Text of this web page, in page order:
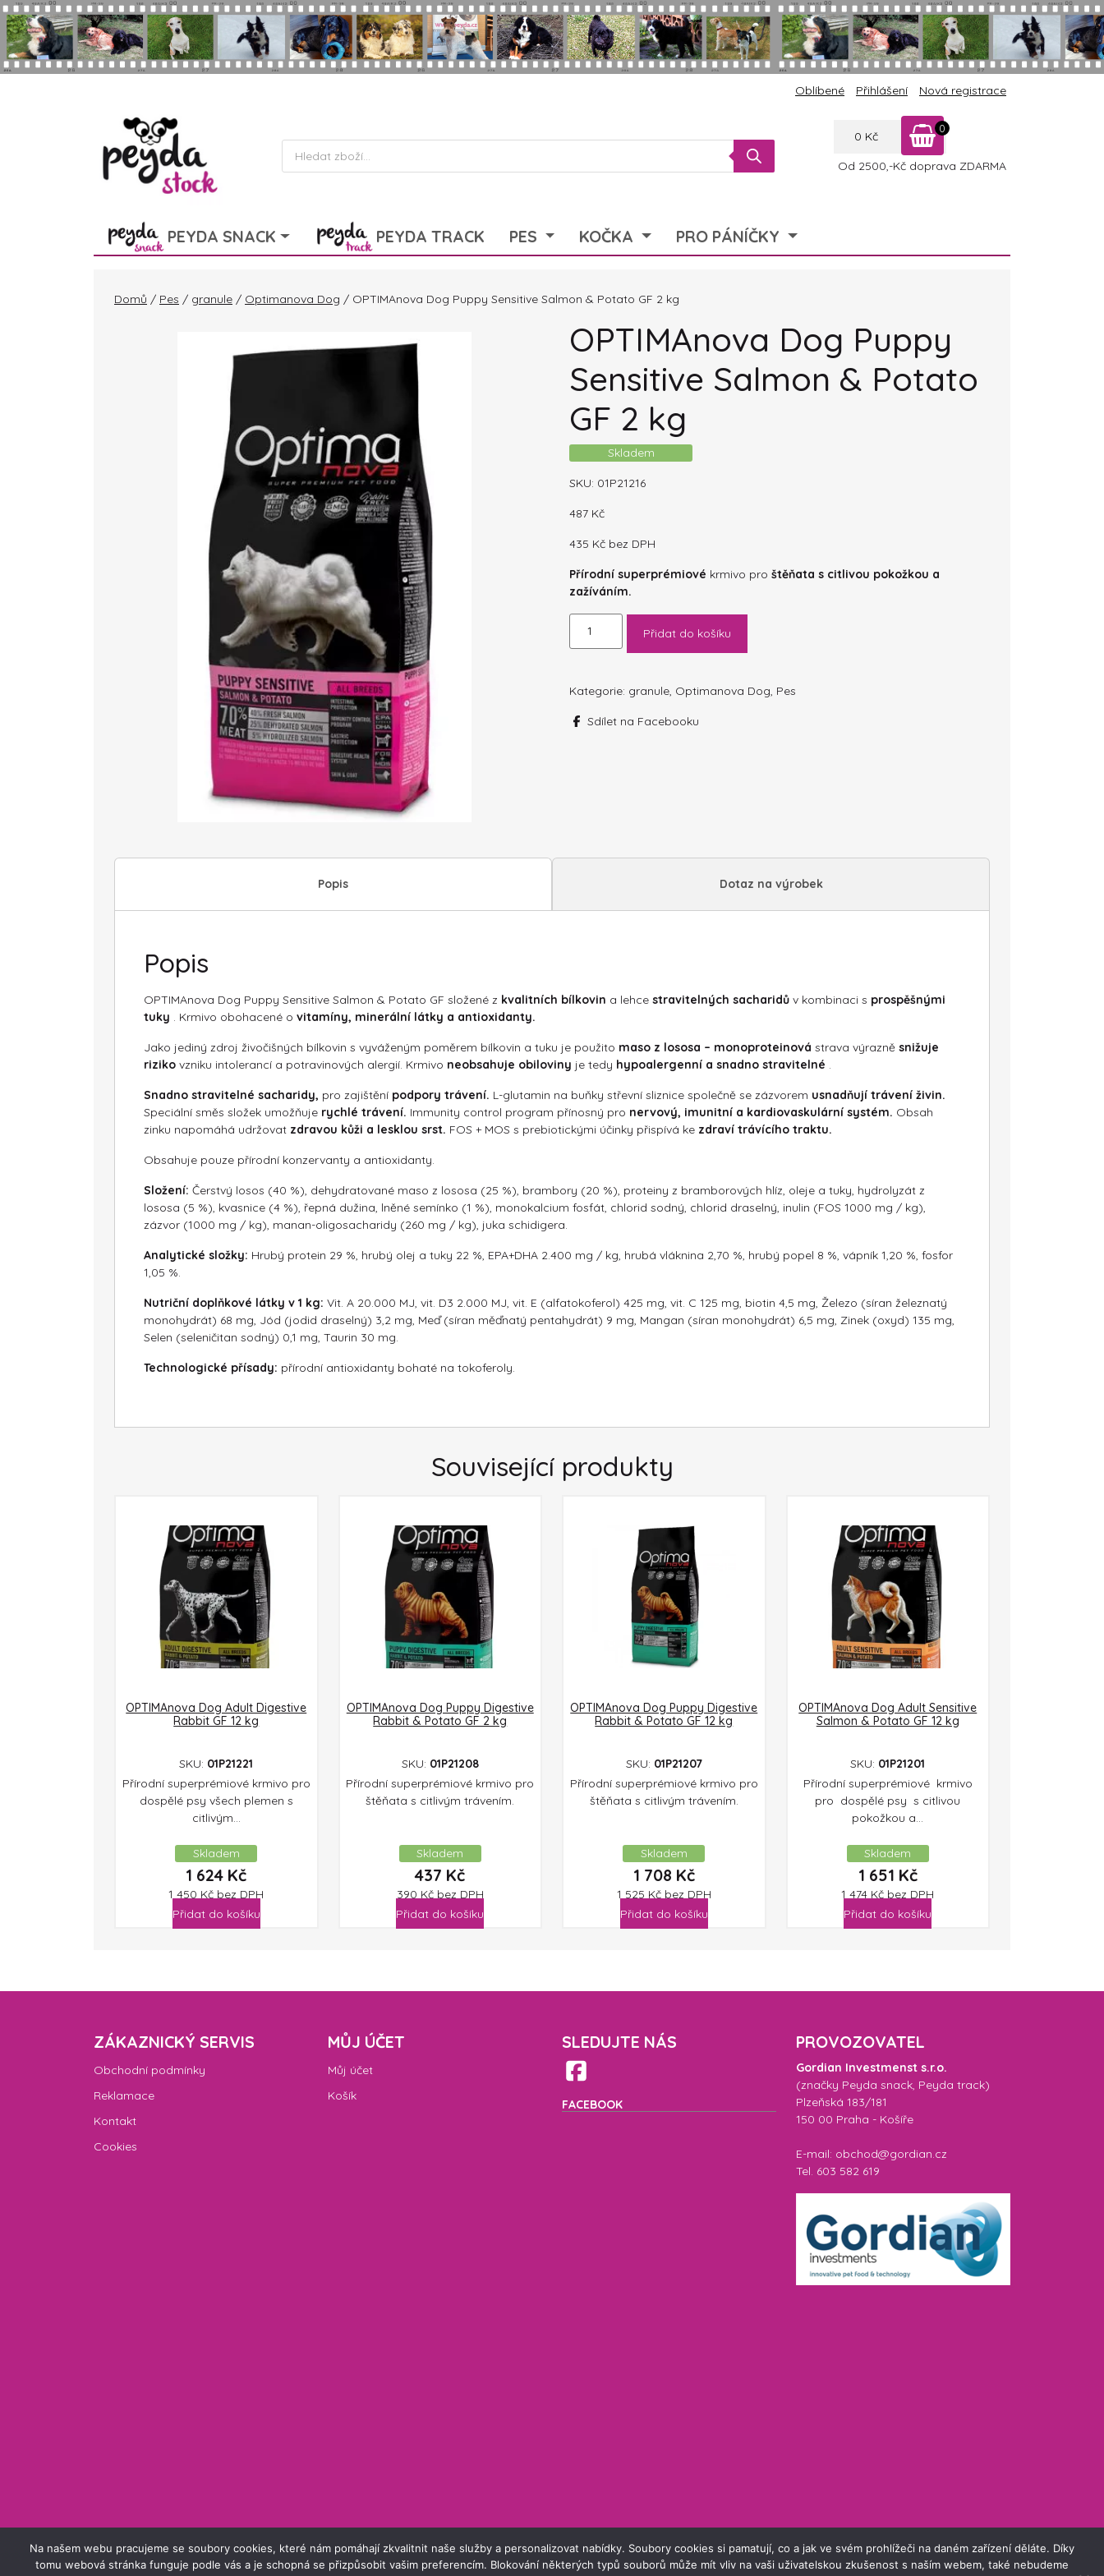
Skip to main content
Oblíbené Přihlášení Nová registrace
Products
search
0 Kč
0
Od 2500,-Kč doprava ZDARMA
PEYDA SNACK PEYDA TRACK PES KOČKA PRO PÁNÍČKY
Domů / Pes / granule / Optimanova Dog / OPTIMAnova Dog Puppy Sensitive Salmon & Potato GF 2 kg
OPTIMAnova Dog Puppy
Sensitive Salmon & Potato
GF 2 kg
Skladem
SKU: 01P21216
487 Kč
435 Kč bez DPH
Přírodní superprémiové krmivo proštěňata s citlivou pokožkou a
zažíváním.
Dog
Salmon
Potato
Přidat do košíku
Kategorie: granule, Optimanova Dog, Pes
Sdílet na Facebooku
Popis Dotaz na výrobek
Popis
OPTIMAnova Dog Puppy Sensitive Salmon & Potato GF složené z kvalitních bílkovin a lehce stravitelných sacharidů v kombinaci s prospěšnými
tuky . Krmivo obohacené o vitamíny, minerální látky a antioxidanty.
Jako jediný zdroj živočišných bílkovin s vyváženým poměrem bílkovin a tuku je použito maso z lososa – monoproteinová strava výrazně snižuje
riziko vzniku intolerancí a potravinových alergií. Krmivo neobsahuje obiloviny je tedy hypoalergenní a snadno stravitelné .
Snadno stravitelné sacharidy, pro zajištění podpory trávení. L-glutamin na buňky střevní sliznice společně se zázvorem usnadňují trávení živin.
Speciální směs složek umožňuje rychlé trávení. Immunity control program přínosný pro nervový, imunitní a kardiovaskulární systém. Obsah
zinku napomáhá udržovat zdravou kůži a lesklou srst. FOS + MOS s prebiotickými účinky přispívá ke zdraví trávícího traktu.
Obsahuje pouze přírodní konzervanty a antioxidanty.
Složení: Čerstvý losos (40 %), dehydratované maso z lososa (25 %), brambory (20 %), proteiny z bramborových hlíz, oleje a tuky, hydrolyzát z
lososa (5 %), kvasnice (4 %), řepná dužina, lněné semínko (1 %), monokalcium fosfát, chlorid sodný, chlorid draselný, inulin (FOS 1000 mg / kg),
zázvor (1000 mg / kg), manan-oligosacharidy (260 mg / kg), juka schidigera.
Analytické složky: Hrubý protein 29 %, hrubý olej a tuky 22 %, EPA+DHA 2.400 mg / kg, hrubá vláknina 2,70 %, hrubý popel 8 %, vápník 1,20 %, fosfor
1,05 %.
Nutriční doplňkové látky v 1 kg: Vit. A 20.000 MJ, vit. D3 2.000 MJ, vit. E (alfatokoferol) 425 mg, vit. C 125 mg, biotin 4,5 mg, Železo (síran železnatý
monohydrát) 68 mg, Jód (jodid draselný) 3,2 mg, Meď (síran měďnatý pentahydrát) 9 mg, Mangan (síran monohydrát) 6,5 mg, Zinek (oxyd) 135 mg,
Selen (seleničitan sodný) 0,1 mg, Taurin 30 mg.
Technologické přísady: přírodní antioxidanty bohaté na tokoferoly.
Související produkty
OPTIMAnova Dog Adult Digestive
Rabbit GF 12 kg
SKU: 01P21221
Přírodní superprémiové krmivo pro
dospělé psy všech plemen s
citlivým...
Skladem
1 624 Kč
1 450 Kč bez DPH
Přidat do košíku
OPTIMAnova Dog Puppy Digestive
Rabbit & Potato GF 2 kg
SKU: 01P21208
Přírodní superprémiové krmivo pro
štěňata s citlivým trávením.
Skladem
437 Kč
390 Kč bez DPH
Přidat do košíku
OPTIMAnova Dog Puppy Digestive
Rabbit & Potato GF 12 kg
SKU: 01P21207
Přírodní superprémiové krmivo pro
štěňata s citlivým trávením.
Skladem
1 708 Kč
1 525 Kč bez DPH
Přidat do košíku
OPTIMAnova Dog Adult Sensitive
Salmon & Potato GF 12 kg
SKU: 01P21201
Přírodní superprémiové krmivo
pro dospělé psy s citlivou
pokožkou a...
Skladem
1 651 Kč
1 474 Kč bez DPH
Přidat do košíku
ZÁKAZNICKÝ SERVIS
Obchodní podmínky
Reklamace
Kontakt
Cookies
MŮJ ÚČET
Můj účet
Košík
SLEDUJTE NÁS
FACEBOOK
PROVOZOVATEL
Gordian Investmenst s.r.o.
(značky Peyda snack, Peyda track)
Plzeňská 183/181
150 00 Praha - Košíře
E-mail: obchod@gordian.cz
Tel. 603 582 619
Na našem webu pracujeme se soubory cookies, které nám pomáhají zkvalitnit naše služby a personalizovat nabídky. Soubory cookies si pamatují, co a jak ve svém prohlížeči na daném zařízení děláte. Díky
tomu webová stránka funguje podle vás a je schopná se přizpůsobit vašim preferencím. Blokování některých typů souborů může mít vliv na vaši uživatelskou zkušenost s naším webem, také nebudeme